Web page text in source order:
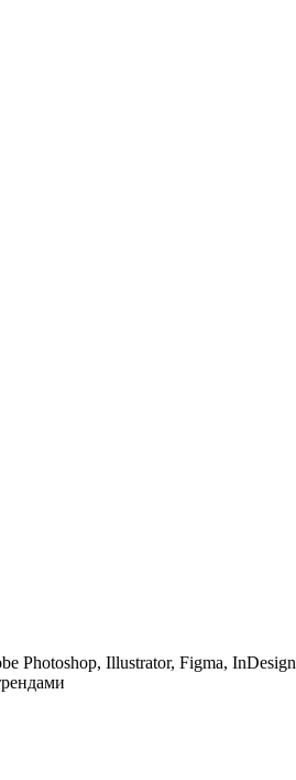
Photoshop, Illustrator, Figma, InDesign